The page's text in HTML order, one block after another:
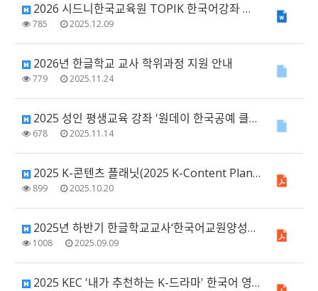
2026 시드니한국교육원 TOPIK 한국어강좌 강사 채용 재공고
785 2025.12.09
2026년 한글학교 교사 학위과정 지원 안내
779 2025.11.24
2025 성인 평생교육 강좌 '원데이 한국공예 클래스' 안내 (지원 마감)
678 2025.11.14
2025 K-콘텐츠 플래닛(2025 K-Content Planet in Australia) 안…
899 2025.10.20
2025년 하반기 한글학교교사‘한국어교원양성과정’ 모집
1008 2025.09.09
2025 KEC '내가 추천하는 K-드라마' 한국어 영상 공모전 안내